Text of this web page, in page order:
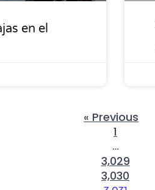
en el
« Previous
1
…
3,029
3,030